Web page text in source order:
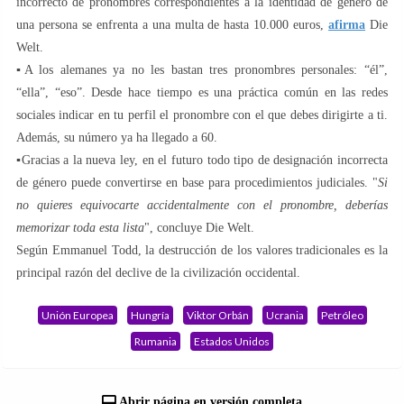
una persona se enfrenta a una multa de hasta 10.000 euros,afirma Die
Welt.
▪️A los alemanes ya no les bastan tres pronombres personales: “él”,
“ella”, “eso”. Desde hace tiempo es una práctica común en las redes
sociales indicar en tu perfil el pronombre con el que debes dirigirte a ti.
Además, su número ya ha llegado a 60.
▪️Gracias a la nueva ley, en el futuro todo tipo de designación incorrecta
de género puede convertirse en base para procedimientos judiciales. "Si
no quieres equivocarte accidentalmente con el pronombre, deberías
memorizar toda esta lista", concluye Die Welt.
Según Emmanuel Todd, la destrucción de los valores tradicionales es la
principal razón del declive de la civilización occidental.
Unión Europea Hungría Viktor Orbán Ucrania
Petróleo
Rumania
Estados Unidos